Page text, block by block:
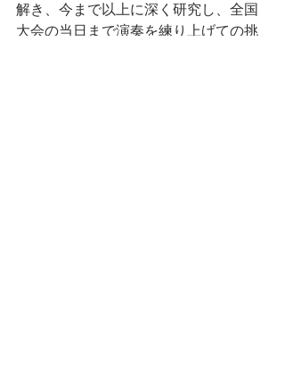
解き、今まで以上に深く研究し、全国
大会の当日まで演奏を練り上げての挑